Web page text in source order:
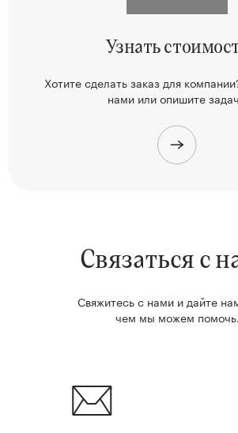
Узнать
Хотите сделать заказ для
нами или опишите
Связаться с
Свяжитесь с нами и дайте
чем мы можем помочь.